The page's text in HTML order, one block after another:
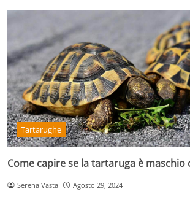
Tartarughe
Come capire se la tartaruga è maschio
Serena Vasta Agosto 29, 2024